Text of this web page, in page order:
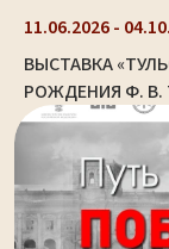
11.06.2026 -
ВЫСТАВКА
РОЖДЕНИЯ Ф. В.